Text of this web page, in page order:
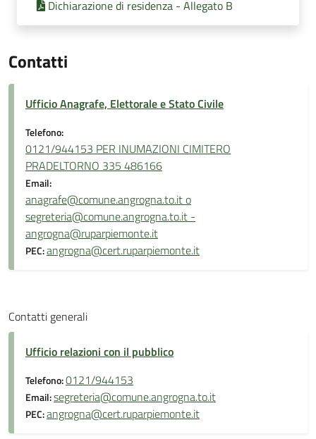
Dichiarazione di residenza - Allegato B
Contatti
Ufficio Anagrafe, Elettorale e Stato Civile
Telefono:
0121/944153 PER INUMAZIONI CIMITERO
PRADELTORNO 335 486166
Email:
anagrafe@comune.angrogna.to.it o
segreteria@comune.angrogna.to.it -
angrogna@ruparpiemonte.it
PEC:angrogna@cert.ruparpiemonte.it
Contatti generali
Ufficio relazioni con il pubblico
Telefono:0121/944153
Email:segreteria@comune.angrogna.to.it
PEC:angrogna@cert.ruparpiemonte.it